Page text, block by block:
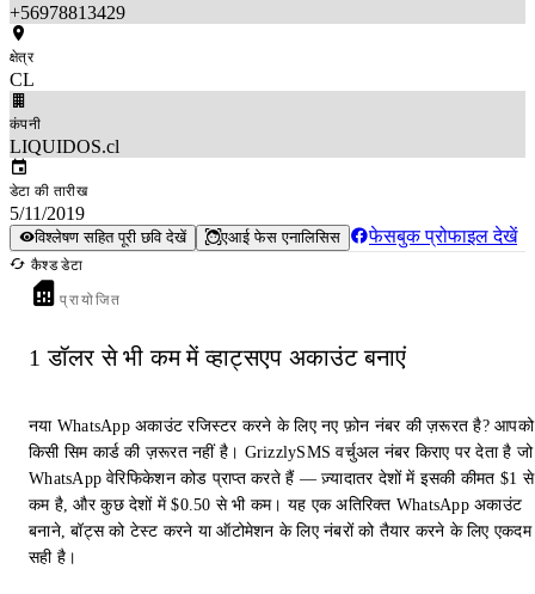
+56978813429
क्षेत्र
CL
कंपनी
LIQUIDOS.cl
डेटा की तारीख
5/11/2019
विश्लेषण सहित पूरी छवि देखें एआई फेस एनालिसिस फेसबुक प्रोफाइल देखें
कैश्ड डेटा
प्रायोजित
1 डॉलर से भी कम में व्हाट्सएप अकाउंट बनाएं
नया WhatsApp अकाउंट रजिस्टर करने के लिए नए फ़ोन नंबर की ज़रूरत है? आपको
किसी सिम कार्ड की ज़रूरत नहीं है। GrizzlySMS वर्चुअल नंबर किराए पर देता है जो
WhatsApp वेरिफिकेशन कोड प्राप्त करते हैं — ज़्यादातर देशों में इसकी कीमत $1 से
कम है, और कुछ देशों में $0.50 से भी कम। यह एक अतिरिक्त WhatsApp अकाउंट
बनाने, बॉट्स को टेस्ट करने या ऑटोमेशन के लिए नंबरों को तैयार करने के लिए एकदम
सही है।